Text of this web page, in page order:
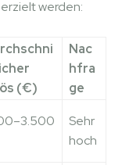
werden:
(€)
Nac
hfra
ge
Sehr
hoch